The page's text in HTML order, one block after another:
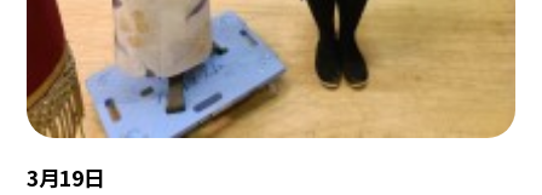
3月19日